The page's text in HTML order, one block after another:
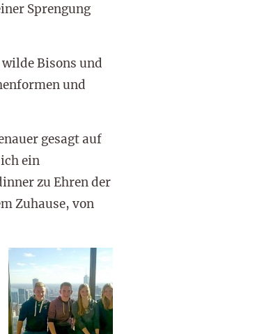
Sprengung
Bisons und
und
gesagt auf
ein
zu Ehren der
Zuhause, von